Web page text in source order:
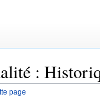
:
page